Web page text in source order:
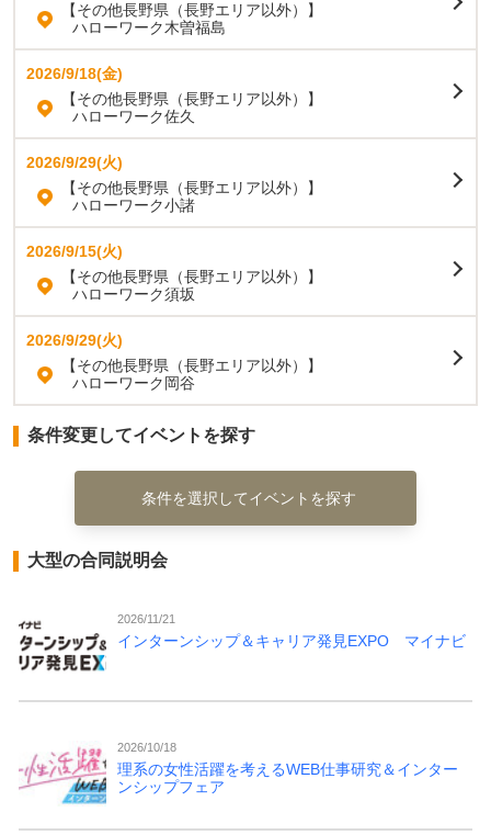
【その他長野県（長野エリア以外）】
ハローワーク木曽福島
2026/9/18(金)
【その他長野県（長野エリア以外）】
ハローワーク佐久
2026/9/29(火)
【その他長野県（長野エリア以外）】
ハローワーク小諸
2026/9/15(火)
【その他長野県（長野エリア以外）】
ハローワーク須坂
2026/9/29(火)
【その他長野県（長野エリア以外）】
ハローワーク岡谷
条件変更してイベントを探す
条件を選択してイベントを探す
大型の合同説明会
2026/11/21
インターンシップ＆キャリア発見EXPO マイナビ
2026/10/18
理系の女性活躍を考えるWEB仕事研究＆インター
ンシップフェア